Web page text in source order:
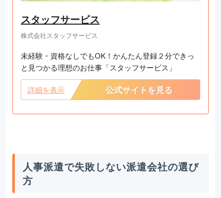
スタッフサービス
株式会社スタッフサービス
未経験・資格なしでもOK！かんたん登録２分できっ
と見つかる理想のお仕事「スタッフサービス」
詳細を表示 公式サイトを見る
人事派遣で失敗しない派遣会社の選び
方